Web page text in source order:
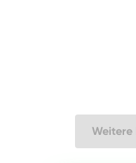
Weitere